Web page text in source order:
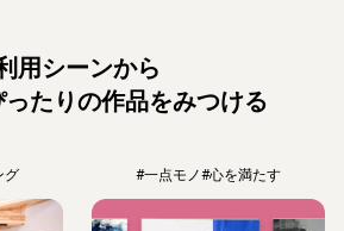
用シーンから
たりの作品をみつける
グ #一点モノ#心を満たす